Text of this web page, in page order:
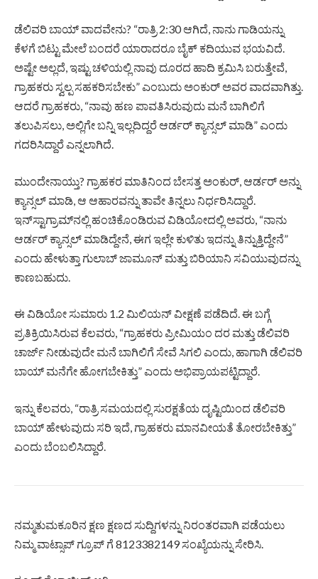
ಡೆಲಿವರಿ ಬಾಯ್ ವಾದವೇನು? “ರಾತ್ರಿ 2:30 ಆಗಿದೆ, ನಾನು ಗಾಡಿಯನ್ನು
ಕೆಳಗೆ ಬಿಟ್ಟು ಮೇಲೆ ಬಂದರೆ ಯಾರಾದರೂ ಬೈಕ್ ಕದಿಯುವ ಭಯವಿದೆ.
ಅಷ್ಟೇ ಅಲ್ಲದೆ, ಇಷ್ಟು ಚಳಿಯಲ್ಲಿ ನಾವು ದೂರದ ಹಾದಿ ಕ್ರಮಿಸಿ ಬರುತ್ತೇವೆ,
ಗ್ರಾಹಕರು ಸ್ವಲ್ಪ ಸಹಕರಿಸಬೇಕು” ಎಂಬುದು ಅಂಕುರ್ ಅವರ ವಾದವಾಗಿತ್ತು.
ಆದರೆ ಗ್ರಾಹಕರು, “ನಾವು ಹಣ ಪಾವತಿಸಿರುವುದು ಮನೆ ಬಾಗಿಲಿಗೆ
ತಲುಪಿಸಲು, ಅಲ್ಲಿಗೇ ಬನ್ನಿ ಇಲ್ಲದಿದ್ದರೆ ಆರ್ಡರ್ ಕ್ಯಾನ್ಸಲ್ ಮಾಡಿ” ಎಂದು
ಗದರಿಸಿದ್ದಾರೆ ಎನ್ನಲಾಗಿದೆ.
ಮುಂದೇನಾಯ್ತು? ಗ್ರಾಹಕರ ಮಾತಿನಿಂದ ಬೇಸತ್ತ ಅಂಕುರ್, ಆರ್ಡರ್ ಅನ್ನು
ಕ್ಯಾನ್ಸಲ್ ಮಾಡಿ, ಆ ಆಹಾರವನ್ನು ತಾವೇ ತಿನ್ನಲು ನಿರ್ಧರಿಸಿದ್ದಾರೆ.
ಇನ್‌ಸ್ಟಾಗ್ರಾಮ್‌ನಲ್ಲಿ ಹಂಚಿಕೊಂಡಿರುವ ವಿಡಿಯೋದಲ್ಲಿ ಅವರು, “ನಾನು
ಆರ್ಡರ್ ಕ್ಯಾನ್ಸಲ್ ಮಾಡಿದ್ದೇನೆ, ಈಗ ಇಲ್ಲೇ ಕುಳಿತು ಇದನ್ನು ತಿನ್ನುತ್ತಿದ್ದೇನೆ”
ಎಂದು ಹೇಳುತ್ತಾ ಗುಲಾಬ್ ಜಾಮೂನ್ ಮತ್ತು ಬಿರಿಯಾನಿ ಸವಿಯುವುದನ್ನು
ಕಾಣಬಹುದು.
ಈ ವಿಡಿಯೋ ಸುಮಾರು 1.2 ಮಿಲಿಯನ್ ವೀಕ್ಷಣೆ ಪಡೆದಿದೆ. ಈ ಬಗ್ಗೆ
ಪ್ರತಿಕ್ರಿಯಿಸಿರುವ ಕೆಲವರು, “ಗ್ರಾಹಕರು ಪ್ರೀಮಿಯಂ ದರ ಮತ್ತು ಡೆಲಿವರಿ
ಚಾರ್ಜ್ ನೀಡುವುದೇ ಮನೆ ಬಾಗಿಲಿಗೆ ಸೇವೆ ಸಿಗಲಿ ಎಂದು, ಹಾಗಾಗಿ ಡೆಲಿವರಿ
ಬಾಯ್ ಮನೆಗೇ ಹೋಗಬೇಕಿತ್ತು” ಎಂದು ಅಭಿಪ್ರಾಯಪಟ್ಟಿದ್ದಾರೆ.
ಇನ್ನು ಕೆಲವರು, “ರಾತ್ರಿ ಸಮಯದಲ್ಲಿ ಸುರಕ್ಷತೆಯ ದೃಷ್ಟಿಯಿಂದ ಡೆಲಿವರಿ
ಬಾಯ್ ಹೇಳುವುದು ಸರಿ ಇದೆ, ಗ್ರಾಹಕರು ಮಾನವೀಯತೆ ತೋರಬೇಕಿತ್ತು”
ಎಂದು ಬೆಂಬಲಿಸಿದ್ದಾರೆ.
ನಮ್ಮತುಮಕೂರಿನ ಕ್ಷಣ ಕ್ಷಣದ ಸುದ್ದಿಗಳನ್ನು ನಿರಂತರವಾಗಿ ಪಡೆಯಲು
ನಿಮ್ಮ ವಾಟ್ಸಾಪ್ ಗ್ರೂಪ್ ಗೆ 8123382149 ಸಂಖ್ಯೆಯನ್ನು ಸೇರಿಸಿ.